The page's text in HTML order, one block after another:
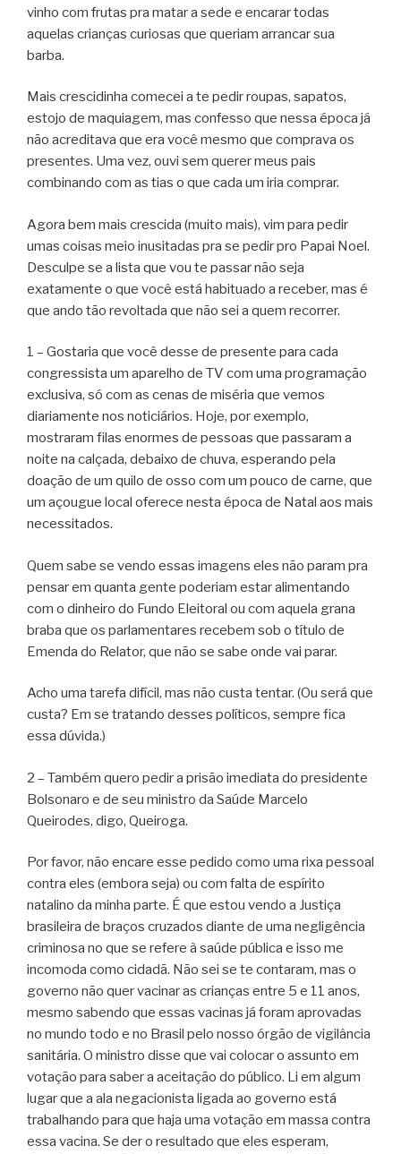
vinho com frutas pra matar a sede e encarar todas
aquelas crianças curiosas que queriam arrancar sua
barba.
Mais crescidinha comecei a te pedir roupas, sapatos,
estojo de maquiagem, mas confesso que nessa época já
não acreditava que era você mesmo que comprava os
presentes. Uma vez, ouvi sem querer meus pais
combinando com as tias o que cada um iria comprar.
Agora bem mais crescida (muito mais), vim para pedir
umas coisas meio inusitadas pra se pedir pro Papai Noel.
Desculpe se a lista que vou te passar não seja
exatamente o que você está habituado a receber, mas é
que ando tão revoltada que não sei a quem recorrer.
1 – Gostaria que você desse de presente para cada
congressista um aparelho de TV com uma programação
exclusiva, só com as cenas de miséria que vemos
diariamente nos noticiários. Hoje, por exemplo,
mostraram filas enormes de pessoas que passaram a
noite na calçada, debaixo de chuva, esperando pela
doação de um quilo de osso com um pouco de carne, que
um açougue local oferece nesta época de Natal aos mais
necessitados.
Quem sabe se vendo essas imagens eles não param pra
pensar em quanta gente poderiam estar alimentando
com o dinheiro do Fundo Eleitoral ou com aquela grana
braba que os parlamentares recebem sob o título de
Emenda do Relator, que não se sabe onde vai parar.
Acho uma tarefa difícil, mas não custa tentar. (Ou será que
custa? Em se tratando desses políticos, sempre fica
essa dúvida.)
2 – Também quero pedir a prisão imediata do presidente
Bolsonaro e de seu ministro da Saúde Marcelo
Queirodes, digo, Queiroga.
Por favor, não encare esse pedido como uma rixa pessoal
contra eles (embora seja) ou com falta de espírito
natalino da minha parte. É que estou vendo a Justiça
brasileira de braços cruzados diante de uma negligência
criminosa no que se refere à saúde pública e isso me
incomoda como cidadã. Não sei se te contaram, mas o
governo não quer vacinar as crianças entre 5 e 11 anos,
mesmo sabendo que essas vacinas já foram aprovadas
no mundo todo e no Brasil pelo nosso órgão de vigilância
sanitária. O ministro disse que vai colocar o assunto em
votação para saber a aceitação do público. Li em algum
lugar que a ala negacionista ligada ao governo está
trabalhando para que haja uma votação em massa contra
essa vacina. Se der o resultado que eles esperam,